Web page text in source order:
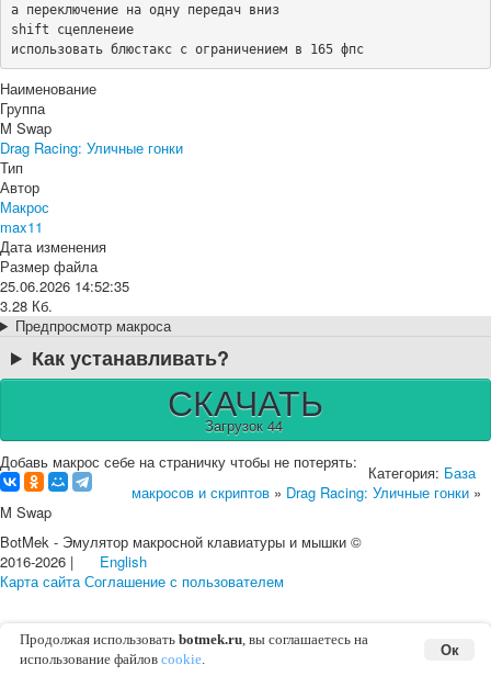
a переключение на одну передач вниз
shift сцепленеие
использовать блюстакс с ограничением в 165 фпс
Наименование
Группа
M Swap
Drag Racing: Уличные гонки
Тип
Автор
Макрос
max11
Дата изменения
Размер файла
25.06.2026 14:52:35
3.28 Кб.
Предпросмотр макроса
Как устанавливать?
СКАЧАТЬ
Загрузок 44
Добавь макрос себе на страничку чтобы не потерять:
Категория: База
макросов и скриптов » Drag Racing: Уличные гонки »
M Swap
BotMek - Эмулятор макросной клавиатуры и мышки ©
2016-2026 |
English
Карта сайта Соглашение с пользователем